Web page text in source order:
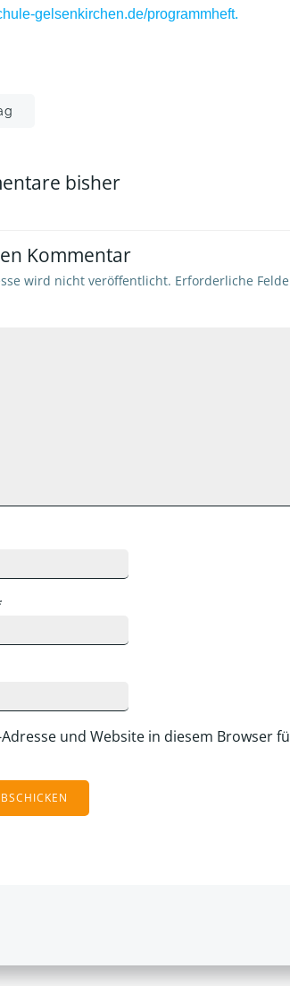
gelsenkirchen.de/programmheft.
bisher
Kommentar
wird nicht veröffentlicht. Erforderliche
Adresse und Website in diesem Browser